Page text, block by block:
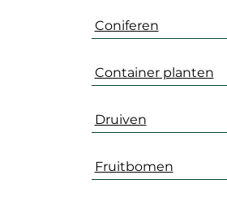
Coniferen
Container planten
Druiven
Fruitbomen